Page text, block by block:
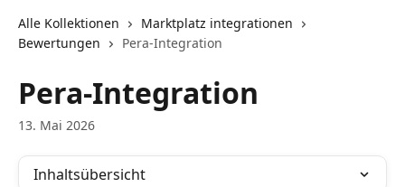
Alle Kollektionen
Marktplatz integrationen
Bewertungen
Pera-Integration
Pera-Integration
13. Mai 2026
Inhaltsübersicht